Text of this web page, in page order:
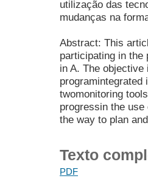
utilização das
mudanças na
Abstract: This
participating in the
in A. The
programintegrated
twomonitoring
progressin the
the way to plan
Texto
PDF